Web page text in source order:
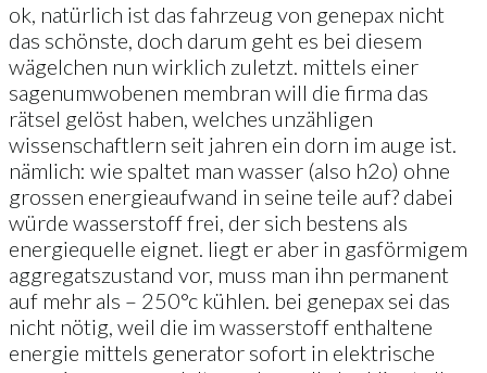
ok, natürlich ist das fahrzeug von genepax nicht
das schönste, doch darum geht es bei diesem
wägelchen nun wirklich zuletzt. mittels einer
sagenumwobenen membran will die firma das
rätsel gelöst haben, welches unzähligen
wissenschaftlern seit jahren ein dorn im auge ist.
nämlich: wie spaltet man wasser (also h2o) ohne
grossen energieaufwand in seine teile auf? dabei
würde wasserstoff frei, der sich bestens als
energiequelle eignet. liegt er aber in gasförmigem
aggregatszustand vor, muss man ihn permanent
auf mehr als – 250°c kühlen. bei genepax sei das
nicht nötig, weil die im wasserstoff enthaltene
energie mittels generator sofort in elektrische